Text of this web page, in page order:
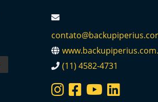
(11) 4582-4731